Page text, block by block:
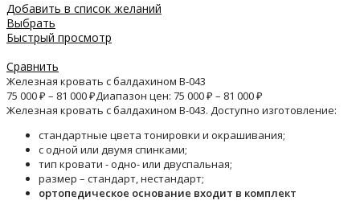
Добавить в список желаний
Выбрать
Быстрый просмотр
Сравнить
Железная кровать с балдахином B-043
75 000₽ – 81 000₽Диапазон цен: 75 000 ₽ – 81 000 ₽
Железная кровать с балдахином B-043. Доступно изготовление:
стандартные цвета тонировки и окрашивания;
с одной или двумя спинками;
тип кровати - одно- или двуспальная;
размер – стандарт, нестандарт;
ортопедическое основание входит в комплект